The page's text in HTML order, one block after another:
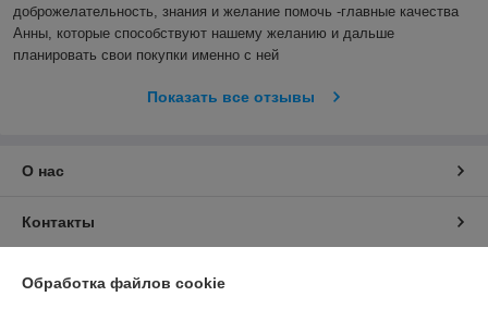
доброжелательность, знания и желание помочь -главные качества
Анны, которые способствуют нашему желанию и дальше
планировать свои покупки именно с ней
Показать все отзывы
О нас
Контакты
Обработка файлов cookie